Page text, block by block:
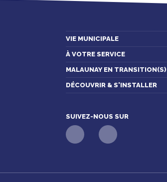
VIE MUNICIPALE
À VOTRE SERVICE
MALAUNAY EN TRANSITION(S)
DÉCOUVRIR & S'INSTALLER
SUIVEZ-NOUS SUR